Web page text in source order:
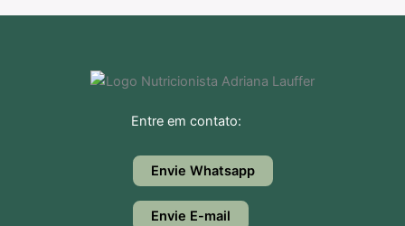
Entre em contato:
Envie Whatsapp
Envie E-mail